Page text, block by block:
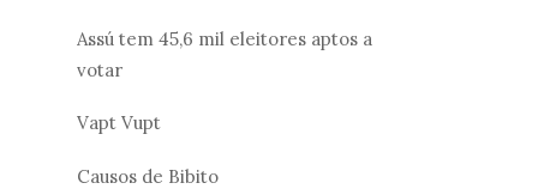
Assú tem 45,6 mil eleitores aptos a
votar
Vapt Vupt
Causos de Bibito